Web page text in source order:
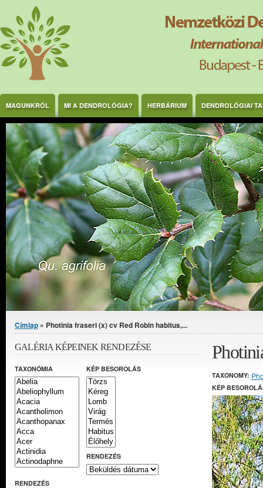
Ugrás a tartalomra
MAGUNKRÓL MI A DENDROLÓGIA? HERBÁRIUM DENDROLÓGIAI
Jelenlegi hely
Címlap » Photinia fraseri (x) cv Red Robin habitus,...
TAXONOMY:
KÉP
GALÉRIA KÉPEINEK RENDEZÉSE
TAXONÓMIA KÉP BESOROLÁS
RENDEZÉS
RENDEZÉS